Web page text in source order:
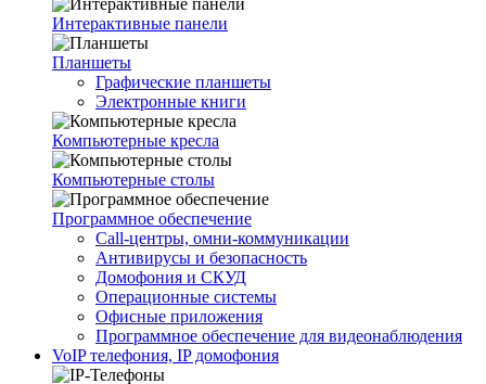
Интерактивные панели
Планшеты
Графические планшеты
Электронные книги
Компьютерные кресла
Компьютерные столы
Программное обеспечение
Call-центры, омни-коммуникации
Антивирусы и безопасность
Домофония и СКУД
Операционные системы
Офисные приложения
Программное обеспечение для видеонаблюдения
VoIP телефония, IP домофония